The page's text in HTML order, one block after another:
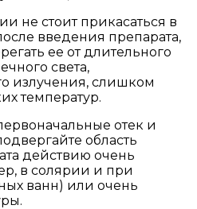
не стоит прикасаться в
введения препарата,
ее от длительного
света,
излучения, слишком
температур.
отек и
область
действию очень
в солярии и при
ванн) или очень